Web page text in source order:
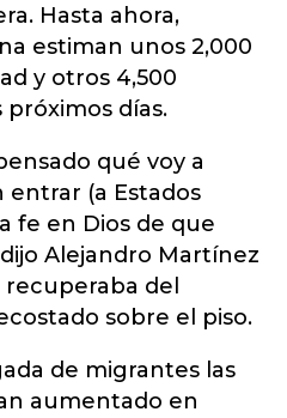
Hasta ahora,
estiman unos 2,000
y otros 4,500
días.
qué voy a
entrar (a Estados
fe en Dios de que
Alejandro Martínez
del
sobre el piso.
de migrantes las
aumentado en